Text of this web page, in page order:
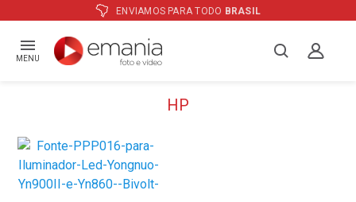
ENVIAMOS PARA TODO BRASIL
MENU
HP